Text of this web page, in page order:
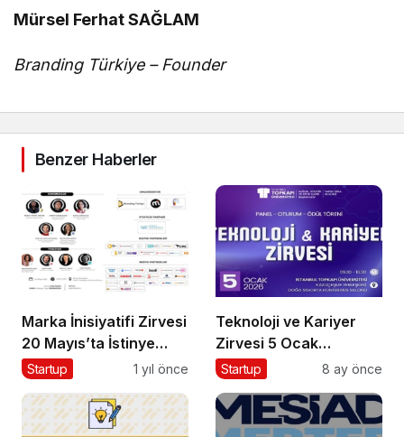
Mürsel Ferhat SAĞLAM
Branding Türkiye – Founder
Benzer Haberler
Marka İnisiyatifi Zirvesi
20 Mayıs’ta İstinye
Üniversitesi’nde!
Startup 1 yıl önce
Teknoloji ve Kariyer
Zirvesi 5 Ocak
2026’da!
Startup 8 ay önce